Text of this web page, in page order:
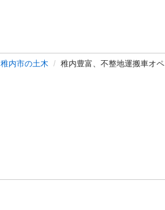
稚内市の土木 稚内豊富、不整地運搬車オペ